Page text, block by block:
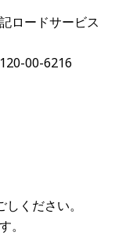
ロードサービス
00-6216
ください。
。